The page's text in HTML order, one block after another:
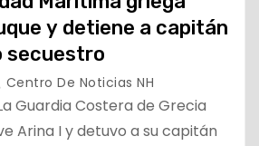
y detiene a capitán
secuestro
Centro De Noticias NH
Guardia Costera de Grecia
Arina I y detuvo a su capitán